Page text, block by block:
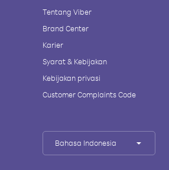
Tentang Viber
Brand Center
Karier
Syarat & Kebijakan
Kebijakan privasi
Customer Complaints Code
Bahasa Indonesia